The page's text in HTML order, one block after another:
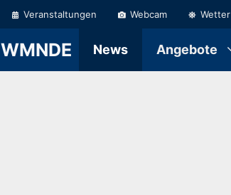
Veranstaltungen Webcam Wetter
WMNDE News Angebote